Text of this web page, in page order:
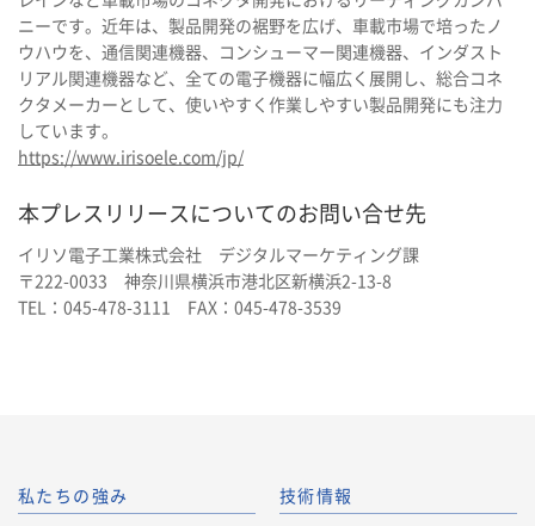
ニーです。近年は、製品開発の裾野を広げ、車載市場で培ったノ
ウハウを、通信関連機器、コンシューマー関連機器、インダスト
リアル関連機器など、全ての電子機器に幅広く展開し、総合コネ
クタメーカーとして、使いやすく作業しやすい製品開発にも注力
しています。
https://www.irisoele.com/jp/
本プレスリリースについてのお問い合せ先
イリソ電子工業株式会社 デジタルマーケティング課
〒222-0033 神奈川県横浜市港北区新横浜2-13-8
TEL：045-478-3111 FAX：045-478-3539
私たちの強み 技術情報